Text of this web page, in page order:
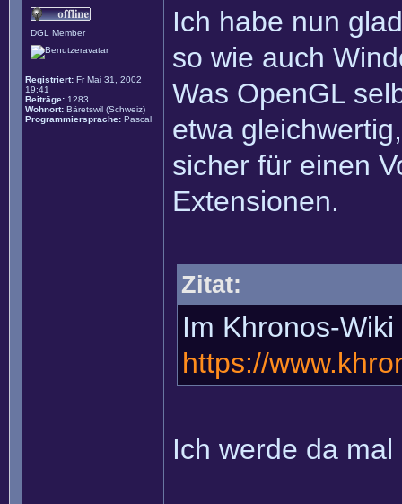
DGL Member
Registriert: Fr Mai 31, 2002
19:41
Beiträge: 1283
Wohnort: Bäretswil (Schweiz)
Programmiersprache: Pascal
Ich habe nun
so wie auch
Was OpenGL
etwa
sicher für einen
Extensionen.
Zitat:
Im Khronos-
https://
Ich werde da